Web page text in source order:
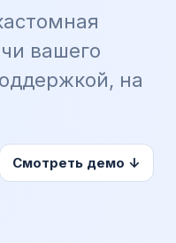
вашего
на
Смотреть демо ↓